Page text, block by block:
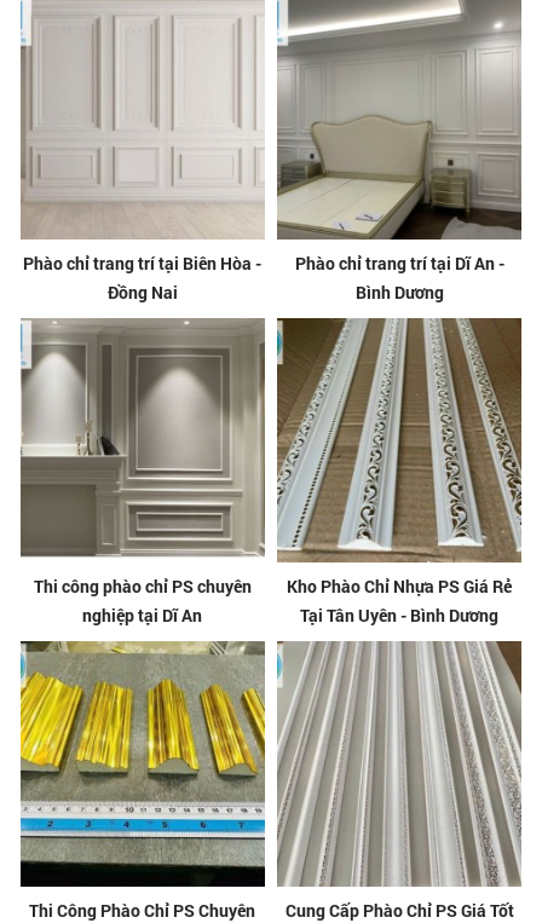
Phào chỉ trang trí tại Biên Hòa -
Đồng Nai
Phào chỉ trang trí tại Dĩ An -
Bình Dương
Thi công phào chỉ PS chuyên
nghiệp tại Dĩ An
Kho Phào Chỉ Nhựa PS Giá Rẻ
Tại Tân Uyên - Bình Dương
Thi Công Phào Chỉ PS Chuyên
Cung Cấp Phào Chỉ PS Giá Tốt